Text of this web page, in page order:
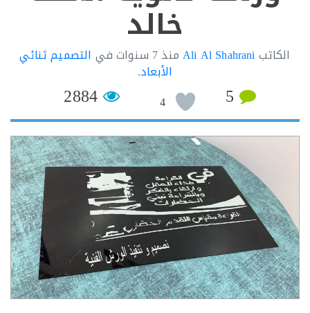
خالد
Ali Al Shahrani منذ7 سنوات فيالتصميم ثنائي
الأبعاد.
5
4
2884